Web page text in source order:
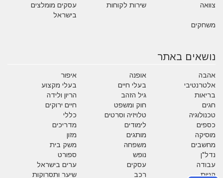
צוואה
שירות לקוחות
עסקים מומלצים
בישראל
משחקים
נושאים באתר
אהבה אופנה
איפור
אלטרנטיבי
בעלי חיים
בעלי מקצוע
בריאות
גיל הזהב
הריון ולידה
חגים
חוק ומשפט
חיים ירוקים
טכנולוגיה
טלויזיה וסרטים
כללי
כספים
לימודים
מדריכים
מוסיקה
מותגים
מזון
מחשבים
משפחה
משק בית
נדל"ן
נופש
ספורט
עבודה
עסקים
ערים בישראל
קניות
רכב שיער ותסרוקות